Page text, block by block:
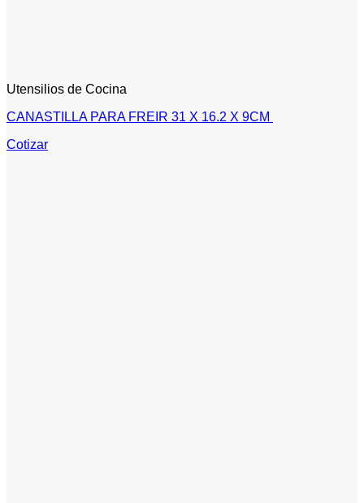
Utensilios de Cocina
CANASTILLA PARA FREIR 31 X 16.2 X 9CM
Cotizar